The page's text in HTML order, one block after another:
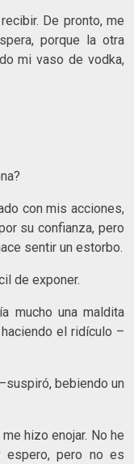
De pronto, me
porque la otra
mi vaso de vodka,
con mis acciones,
su confianza, pero
sentir un estorbo.
de exponer.
mucho una maldita
el ridículo –
bebiendo un
hizo enojar. No he
espero, pero no es